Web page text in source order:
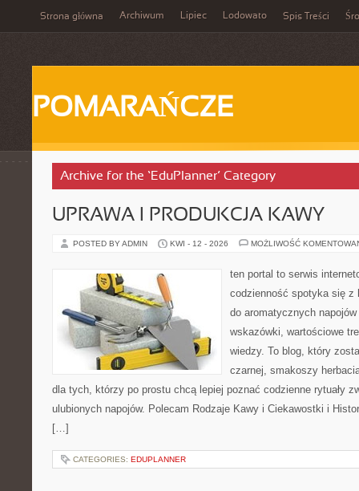
Strona główna Archiwum Lipiec Lodowato Spis Treści
POMARAŃCZE
Archive for the ‘EduPlanner’ Category
UPRAWA I PRODUKCJA KAWY
POSTED BY ADMIN KWI - 12 - 2026 MOŻLIWOŚĆ
ten portal to serwis
codzienność spotyka się z
do aromatycznych
wskazówki, wartościowe
wiedzy. To blog, który
czarnej, smakoszy
dla tych, którzy po prostu chcą lepiej poznać codzienne rytuały
ulubionych napojów. Polecam Rodzaje Kawy i Ciekawostki i
[…]
CATEGORIES: EDUPLANNER